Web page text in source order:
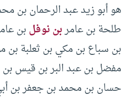
هو أبو زيد عبد الرحمان بن
طلحة بن عامربن نوفلبن
بن سباع بن مكي بن ثعلبة
مفضل بن عبد البر بن قيس بن
حسان بن محمد بن جعفر بن